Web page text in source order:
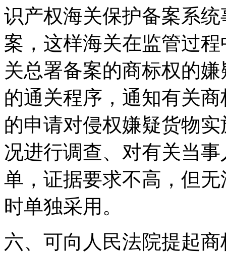
识产权海关保护备案系
案，这样海关在监管过
关总署备案的商标权的
的通关程序，通知有关
的申请对侵权嫌疑货物
况进行调查、对有关当
单，证据要求不高，但
时单独采用。
六、可向人民法院提起